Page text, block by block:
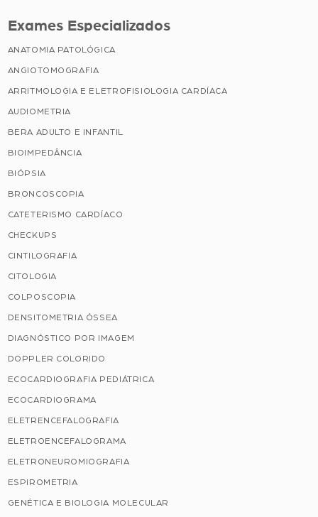
Exames Especializados
ANATOMIA PATOLÓGICA
ANGIOTOMOGRAFIA
ARRITMOLOGIA E ELETROFISIOLOGIA CARDÍACA
AUDIOMETRIA
BERA ADULTO E INFANTIL
BIOIMPEDÂNCIA
BIÓPSIA
BRONCOSCOPIA
CATETERISMO CARDÍACO
CHECKUPS
CINTILOGRAFIA
CITOLOGIA
COLPOSCOPIA
DENSITOMETRIA ÓSSEA
DIAGNÓSTICO POR IMAGEM
DOPPLER COLORIDO
ECOCARDIOGRAFIA PEDIÁTRICA
ECOCARDIOGRAMA
ELETRENCEFALOGRAFIA
ELETROENCEFALOGRAMA
ELETRONEUROMIOGRAFIA
ESPIROMETRIA
GENÉTICA E BIOLOGIA MOLECULAR